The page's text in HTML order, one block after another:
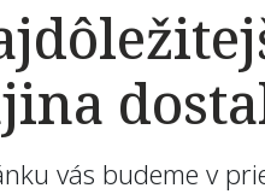
vás budeme v